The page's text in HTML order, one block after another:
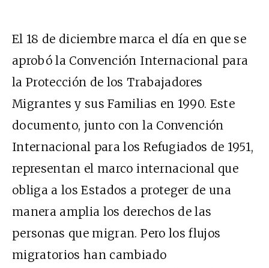
El 18 de diciembre marca el día en que se
aprobó la Convención Internacional para
la Protección de los Trabajadores
Migrantes y sus Familias en 1990. Este
documento, junto con la Convención
Internacional para los Refugiados de 1951,
representan el marco internacional que
obliga a los Estados a proteger de una
manera amplia los derechos de las
personas que migran. Pero los flujos
migratorios han cambiado